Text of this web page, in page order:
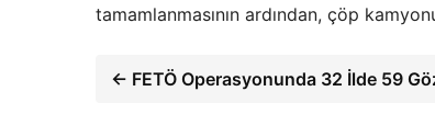
tamamlanmasının ardından, çöp
← FETÖ Operasyonunda 32 İlde 59